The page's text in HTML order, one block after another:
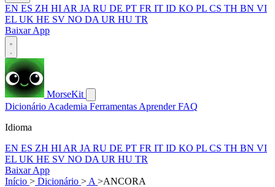
EN ES ZH HI AR JA RU DE PT FR IT ID KO PL CS TH BN VI
EL UK HE SV NO DA UR HU TR
Baixar App
MorseKit
Dicionário Academia Ferramentas AprenderFAQ
Idioma
EN ES ZH HI AR JA RU DE PT FR IT ID KO PL CS TH BN VI
EL UK HE SV NO DA UR HU TR
Baixar App
Início > Dicionário > A >ANCORA